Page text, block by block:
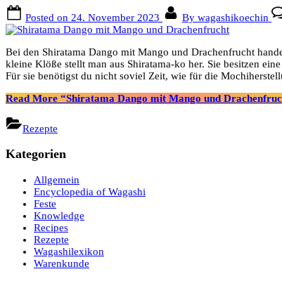
Posted on 24. November 2023 By wagashikoechin
Bei den Shiratama Dango mit Mango und Drachenfrucht
kleine Klöße stellt man aus Shiratama-ko her. Sie besitzen
Für sie benötigst du nicht soviel Zeit, wie für die
Read More “Shiratama Dango mit Mango und
Rezepte
Kategorien
Allgemein
Encyclopedia of Wagashi
Feste
Knowledge
Recipes
Rezepte
Wagashilexikon
Warenkunde